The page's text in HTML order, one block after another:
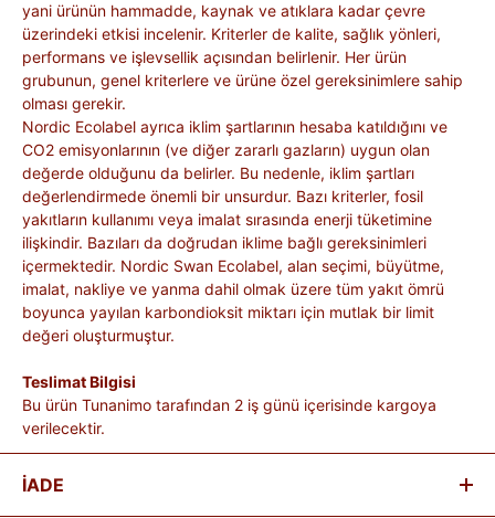
yani ürünün hammadde, kaynak ve atıklara kadar çevre
üzerindeki etkisi incelenir. Kriterler de kalite, sağlık yönleri,
performans ve işlevsellik açısından belirlenir. Her ürün
grubunun, genel kriterlere ve ürüne özel gereksinimlere sahip
olması gerekir.
Nordic Ecolabel ayrıca iklim şartlarının hesaba katıldığını ve
CO2 emisyonlarının (ve diğer zararlı gazların) uygun olan
değerde olduğunu da belirler. Bu nedenle, iklim şartları
değerlendirmede önemli bir unsurdur. Bazı kriterler, fosil
yakıtların kullanımı veya imalat sırasında enerji tüketimine
ilişkindir. Bazıları da doğrudan iklime bağlı gereksinimleri
içermektedir. Nordic Swan Ecolabel, alan seçimi, büyütme,
imalat, nakliye ve yanma dahil olmak üzere tüm yakıt ömrü
boyunca yayılan karbondioksit miktarı için mutlak bir limit
değeri oluşturmuştur.
Teslimat Bilgisi
Bu ürün Tunanimo tarafından 2 iş günü içerisinde kargoya
verilecektir.
İADE